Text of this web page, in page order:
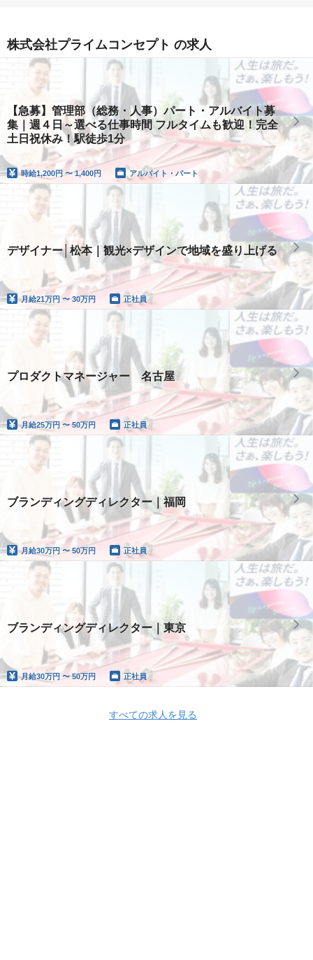
株式会社プライムコンセプト の求人
【急募】管理部（総務・人事）パート・アルバイト募
集｜週４日～選べる仕事時間 フルタイムも歓迎！完全
土日祝休み！駅徒歩1分
時給1,200円 〜 1,400円 アルバイト・パート
デザイナー│松本｜観光×デザインで地域を盛り上げる
月給21万円 〜 30万円 正社員
プロダクトマネージャー 名古屋
月給25万円 〜 50万円 正社員
ブランディングディレクター｜福岡
月給30万円 〜 50万円 正社員
ブランディングディレクター｜東京
月給30万円 〜 50万円 正社員
すべての求人を見る